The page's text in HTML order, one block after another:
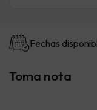
Fechas
Toma nota